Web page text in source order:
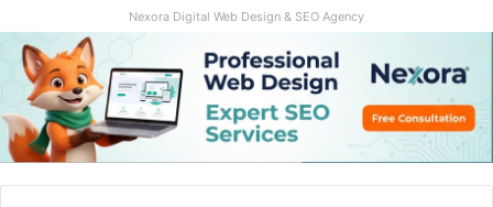
Nexora Digital Web Design & SEO Agency